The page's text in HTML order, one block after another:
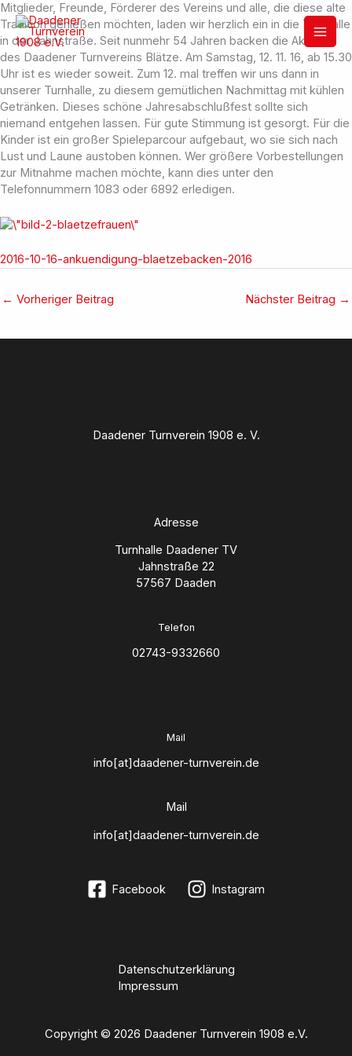
Zum
Inhalt
springen
Mitglieder, Freunde, Förderer des Vereins und alle, die diese alte
Tradition genießen möchten, laden wir herzlich ein in die Turnhalle
in der Jahnstraße. Seit nunmehr 54 Jahren backen die Aktiven
des Daadener Turnvereins Blätze. Am Samstag, 12. 11. 16, ab 15.30
Uhr ist es wieder soweit. Zum 12. mal treffen wir uns dann in
unserer Turnhalle, zu diesem gemütlichen Nachmittag mit kühlen
Getränken. Dieses schöne Jahresabschlußfest sollte sich
niemand entgehen lassen. Für gute Stimmung ist gesorgt. Für die
Kinder ist ein großer Spieleparcour aufgebaut, wo sie sich nach
Lust und Laune austoben können. Wer größere Vorbestellungen
zur Mitnahme machen möchte, kann dies unter den
Telefonnummern 1083 oder 6892 erledigen.
2016-10-16-ankuendigung-blaetzebacken-2016
← Vorheriger Beitrag Nächster Beitrag →
Daadener Turnverein 1908 e. V.
Adresse
Turnhalle Daadener TV
Jahnstraße 22
57567 Daaden
Telefon
02743-9332660
Mail
info[at]daadener-turnverein.de
Mail
info[at]daadener-turnverein.de
Facebook Instagram
Datenschutzerklärung
Impressum
Copyright © 2026 Daadener Turnverein 1908 e.V.